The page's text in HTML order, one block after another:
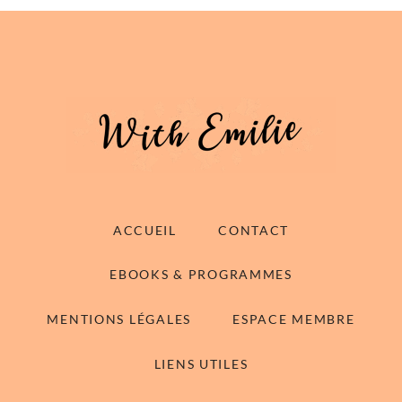
ACCUEIL CONTACT
EBOOKS & PROGRAMMES
MENTIONS LÉGALES ESPACE MEMBRE
LIENS UTILES